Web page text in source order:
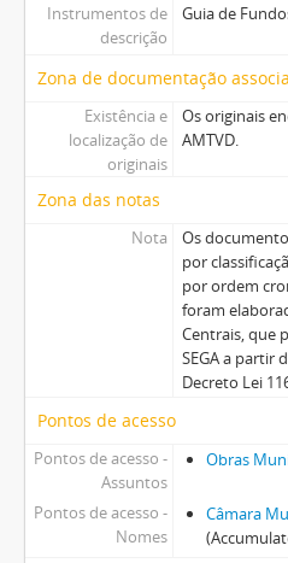
Instrumentos de
descrição
Guia de
Zona de documentação
Existência e
localização de
originais
Os originais
AMTVD.
Zona das notas
Nota
Os
por
por ordem
foram
Centrais, que
SEGA a partir
Decreto Lei
Pontos de acesso
Pontos de acesso -
Assuntos
Obras
Pontos de acesso -
Nomes
Câmara